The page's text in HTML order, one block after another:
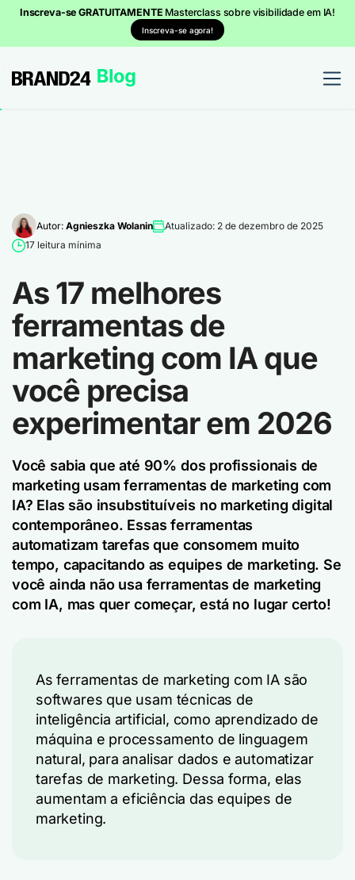
Inscreva-se GRATUITAMENTE Masterclass sobre visibilidade em IA!
Inscreva-se agora!
Autor: Agnieszka Wolanin
Atualizado: 2 de dezembro de 2025
17 leitura mínima
As 17 melhores
ferramentas de
marketing com IA que
você precisa
experimentar em 2026
Você sabia que até 90% dos profissionais de
marketing usam ferramentas de marketing com
IA? Elas são insubstituíveis no marketing digital
contemporâneo. Essas ferramentas
automatizam tarefas que consomem muito
tempo, capacitando as equipes de marketing. Se
você ainda não usa ferramentas de marketing
com IA, mas quer começar, está no lugar certo!
As ferramentas de marketing com IA são
softwares que usam técnicas de
inteligência artificial, como aprendizado de
máquina e processamento de linguagem
natural, para analisar dados e automatizar
tarefas de marketing. Dessa forma, elas
aumentam a eficiência das equipes de
marketing.